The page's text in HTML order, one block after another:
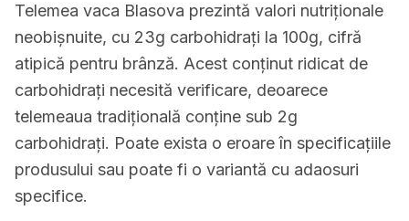
Telemea vaca Blasova prezintă valori nutriționale
neobișnuite, cu 23g carbohidrați la 100g, cifră
atipică pentru brânză. Acest conținut ridicat de
carbohidrați necesită verificare, deoarece
telemeaua tradițională conține sub 2g
carbohidrați. Poate exista o eroare în specificațiile
produsului sau poate fi o variantă cu adaosuri
specifice.